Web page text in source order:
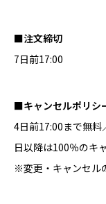
■注文締切
7日前17:00
■キャンセルポリシ
4日前17:00まで無
日以降は100％のキ
※変更・キャンセル